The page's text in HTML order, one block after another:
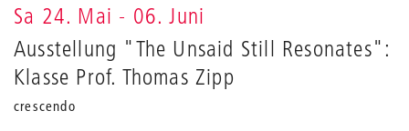
Sa 24. Mai - 06. Juni
Ausstellung "The Unsaid Still Resonates":
Klasse Prof. Thomas Zipp
crescendo